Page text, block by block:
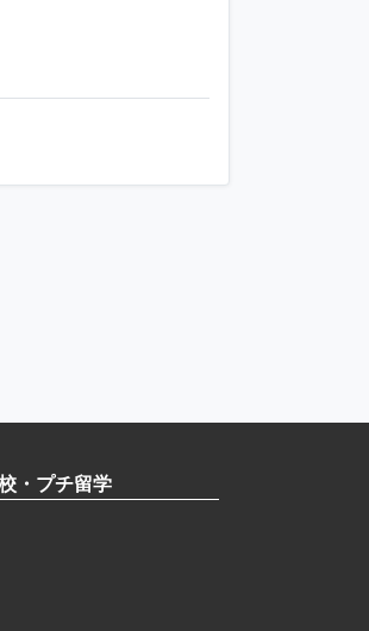
・プチ留学